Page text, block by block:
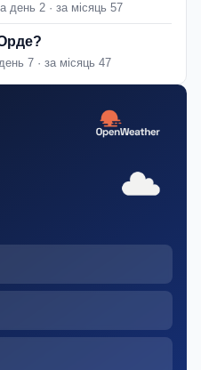
день 2 · за місяць 57
7 · за місяць 47